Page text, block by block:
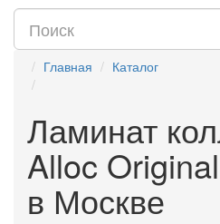
Главная Каталог
Ламинат
Alloc
в Москве